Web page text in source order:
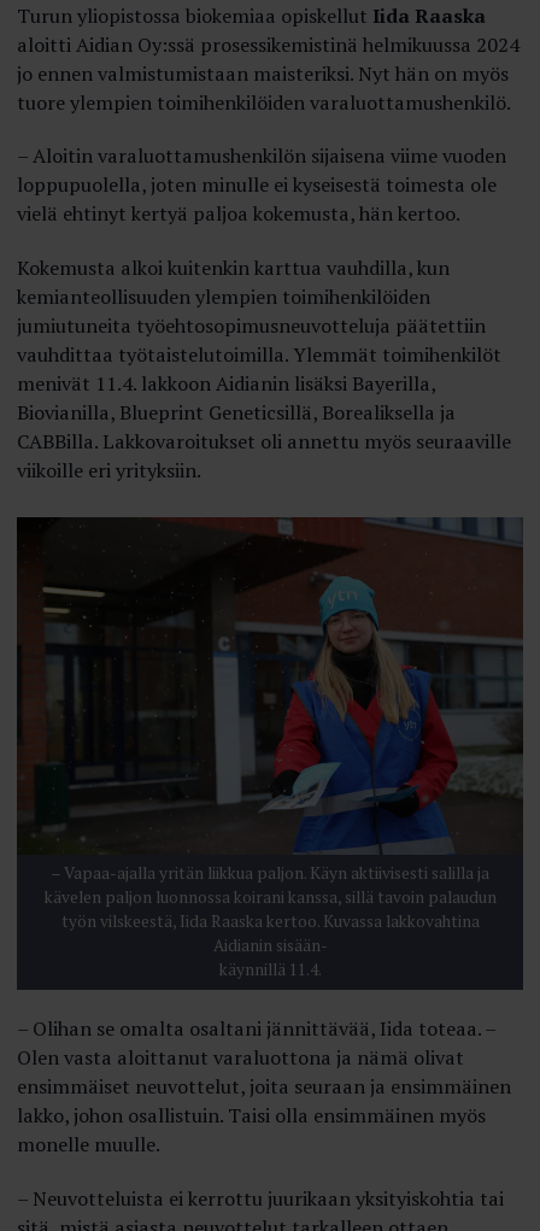
Turun yliopistossa biokemiaa opiskellut Iida Raaska
aloitti Aidian Oy:ssä prosessikemistinä helmikuussa 2024
jo ennen valmistumistaan maisteriksi. Nyt hän on myös
tuore ylempien toimihenkilöiden varaluottamushenkilö.
– Aloitin varaluottamushenkilön sijaisena viime vuoden
loppupuolella, joten minulle ei kyseisestä toimesta ole
vielä ehtinyt kertyä paljoa kokemusta, hän kertoo.
Kokemusta alkoi kuitenkin karttua vauhdilla, kun
kemianteollisuuden ylempien toimihenkilöiden
jumiutuneita työehtosopimusneuvotteluja päätettiin
vauhdittaa työtaistelutoimilla. Ylemmät toimihenkilöt
menivät 11.4. lakkoon Aidianin lisäksi Bayerilla,
Biovianilla, Blueprint Geneticsillä, Borealiksella ja
CABBilla. Lakkovaroitukset oli annettu myös seuraaville
viikoille eri yrityksiin.
– Vapaa-ajalla yritän liikkua paljon. Käyn aktiivisesti salilla ja
kävelen paljon luonnossa koirani kanssa, sillä tavoin palaudun
työn vilskeestä, Iida Raaska kertoo. Kuvassa lakkovahtina
Aidianin sisään-
käynnillä 11.4.
– Olihan se omalta osaltani jännittävää, Iida toteaa. –
Olen vasta aloittanut varaluottona ja nämä olivat
ensimmäiset neuvottelut, joita seuraan ja ensimmäinen
lakko, johon osallistuin. Taisi olla ensimmäinen myös
monelle muulle.
– Neuvotteluista ei kerrottu juurikaan yksityiskohtia tai